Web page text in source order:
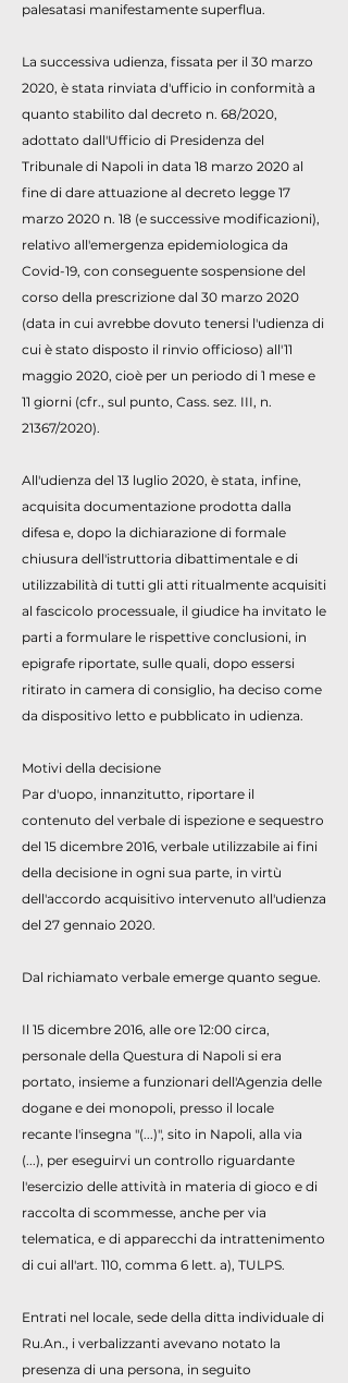
palesatasi manifestamente superflua.
La successiva udienza, fissata per il 30 marzo
2020, è stata rinviata d'ufficio in conformità a
quanto stabilito dal decreto n. 68/2020,
adottato dall'Ufficio di Presidenza del
Tribunale di Napoli in data 18 marzo 2020 al
fine di dare attuazione al decreto legge 17
marzo 2020 n. 18 (e successive modificazioni),
relativo all'emergenza epidemiologica da
Covid-19, con conseguente sospensione del
corso della prescrizione dal 30 marzo 2020
(data in cui avrebbe dovuto tenersi l'udienza di
cui è stato disposto il rinvio officioso) all'11
maggio 2020, cioè per un periodo di 1 mese e
11 giorni (cfr., sul punto, Cass. sez. III, n.
21367/2020).
All'udienza del 13 luglio 2020, è stata, infine,
acquisita documentazione prodotta dalla
difesa e, dopo la dichiarazione di formale
chiusura dell'istruttoria dibattimentale e di
utilizzabilità di tutti gli atti ritualmente acquisiti
al fascicolo processuale, il giudice ha invitato le
parti a formulare le rispettive conclusioni, in
epigrafe riportate, sulle quali, dopo essersi
ritirato in camera di consiglio, ha deciso come
da dispositivo letto e pubblicato in udienza.
Motivi della decisione
Par d'uopo, innanzitutto, riportare il
contenuto del verbale di ispezione e sequestro
del 15 dicembre 2016, verbale utilizzabile ai fini
della decisione in ogni sua parte, in virtù
dell'accordo acquisitivo intervenuto all'udienza
del 27 gennaio 2020.
Dal richiamato verbale emerge quanto segue.
Il 15 dicembre 2016, alle ore 12:00 circa,
personale della Questura di Napoli si era
portato, insieme a funzionari dell'Agenzia delle
dogane e dei monopoli, presso il locale
recante l'insegna "(...)", sito in Napoli, alla via
(...), per eseguirvi un controllo riguardante
l'esercizio delle attività in materia di gioco e di
raccolta di scommesse, anche per via
telematica, e di apparecchi da intrattenimento
di cui all'art. 110, comma 6 lett. a), TULPS.
Entrati nel locale, sede della ditta individuale di
Ru.An., i verbalizzanti avevano notato la
presenza di una persona, in seguito